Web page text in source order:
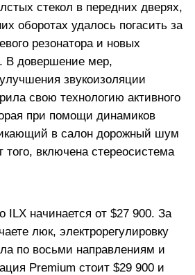
стекол в передних дверях,
оборотах удалось погасить за
резонатора и новых
В довершение мер,
звукоизоляции
свою технологию активного
при помощи динамиков
в салон дорожный шум
того, включена стереосистема
ILX начинается от $27 900. За
люк, электрорегулировку
по восьми направлениям и
Premium стоит $29 900 и